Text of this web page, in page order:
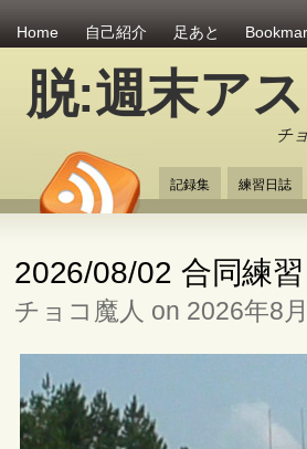
Home 自己紹介 足あと
脱:週末ア
チ
記録集 練習日誌
2026/08/02 合同練習
チョコ魔人 on 2026年8